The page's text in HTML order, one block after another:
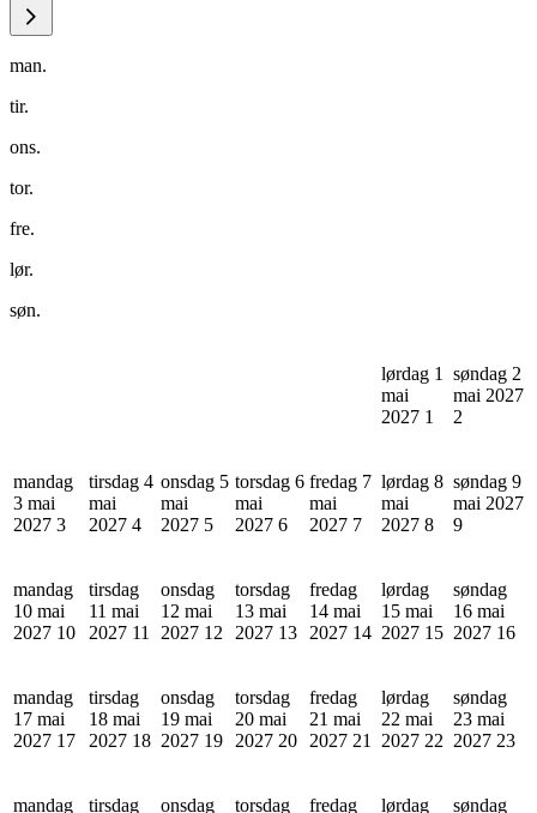
man.
tir.
ons.
tor.
fre.
lør.
søn.
lørdag 1
mai
2027 1
søndag 2
mai 2027
2
mandag
3 mai
2027 3
tirsdag 4
mai
2027 4
onsdag 5
mai
2027 5
torsdag 6
mai
2027 6
fredag 7
mai
2027 7
lørdag 8
mai
2027 8
søndag 9
mai 2027
9
mandag
10 mai
2027 10
tirsdag
11 mai
2027 11
onsdag
12 mai
2027 12
torsdag
13 mai
2027 13
fredag
14 mai
2027 14
lørdag
15 mai
2027 15
søndag
16 mai
2027 16
mandag
17 mai
2027 17
tirsdag
18 mai
2027 18
onsdag
19 mai
2027 19
torsdag
20 mai
2027 20
fredag
21 mai
2027 21
lørdag
22 mai
2027 22
søndag
23 mai
2027 23
mandag
tirsdag
onsdag
torsdag
fredag
lørdag
søndag